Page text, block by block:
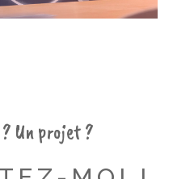
Un projet ?